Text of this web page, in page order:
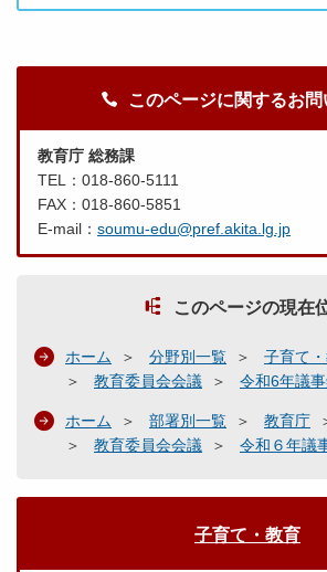
このページに関するお
教育庁 総務課
TEL：018-860-5111
FAX：018-860-5851
E-mail： soumu-edu@pref.akita.lg.jp
このページの現在
ホーム 分野別一覧 子育て
教育委員会会議
令和6年議
ホーム 部署別一覧 教育庁
教育委員会会議
令和６年議
子育て・教育